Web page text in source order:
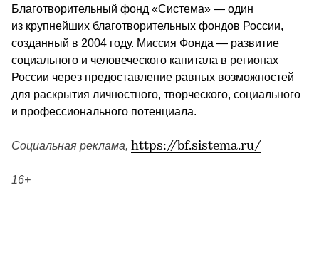
Благотворительный фонд «Система» — один
из крупнейших благотворительных фондов России,
созданный в 2004 году. Миссия Фонда — развитие
социального и человеческого капитала в регионах
России через предоставление равных возможностей
для раскрытия личностного, творческого, социального
и профессионального потенциала.
Социальная реклама, https://bf.sistema.ru/
16+